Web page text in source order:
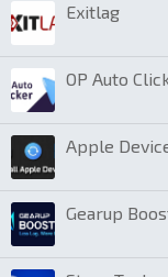
Exitlag
OP Auto
Apple
Gearup